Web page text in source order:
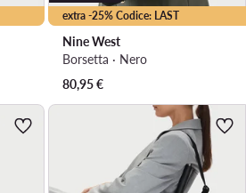
extra -25% Codice: LAST
Nine West
Borsetta · Nero
80,95€